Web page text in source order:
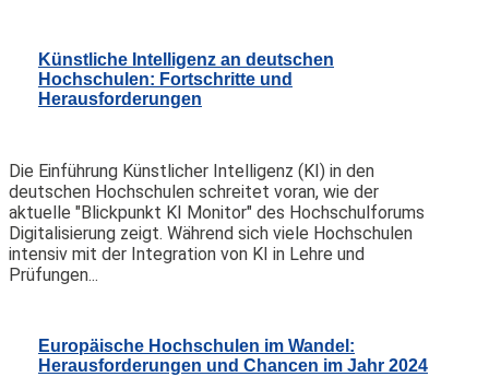
Künstliche Intelligenz an deutschen
Hochschulen: Fortschritte und
Herausforderungen
Die Einführung Künstlicher Intelligenz (KI) in den
deutschen Hochschulen schreitet voran, wie der
aktuelle "Blickpunkt KI Monitor" des Hochschulforums
Digitalisierung zeigt. Während sich viele Hochschulen
intensiv mit der Integration von KI in Lehre und
Prüfungen...
Europäische Hochschulen im Wandel:
Herausforderungen und Chancen im Jahr 2024